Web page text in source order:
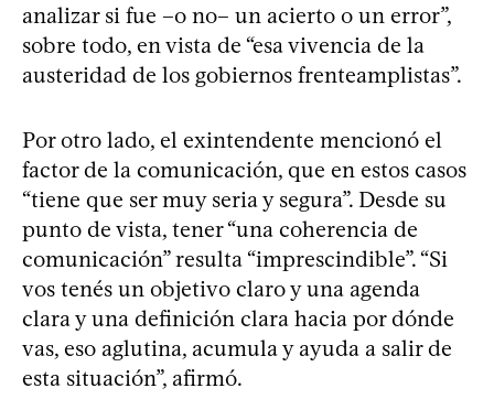
analizar si fue –o no– un acierto o un error”,
sobre todo, en vista de “esa vivencia de la
austeridad de los gobiernos frenteamplistas”.
Por otro lado, el exintendente mencionó el
factor de la comunicación, que en estos casos
“tiene que ser muy seria y segura”. Desde su
punto de vista, tener “una coherencia de
comunicación” resulta “imprescindible”. “Si
vos tenés un objetivo claro y una agenda
clara y una definición clara hacia por dónde
vas, eso aglutina, acumula y ayuda a salir de
esta situación”, afirmó.